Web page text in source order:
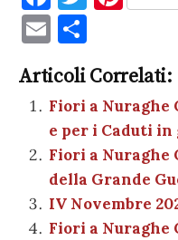
a
c
e
b
o
o
k
te
r
es
t
E
m
ai
l
n
di
vi
di
Articoli Correlati:
Fiori a Nuraghe
e per i Caduti in
Fiori a Nuraghe
della Grande
IV Novembre
Fiori a